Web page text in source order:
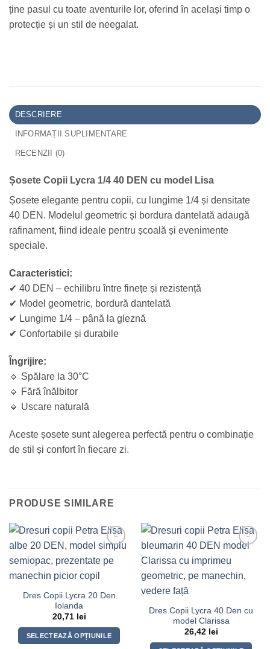
ține pasul cu toate aventurile lor, oferind în același timp o
protecție și un stil de neegalat.
DESCRIERE
INFORMAȚII SUPLIMENTARE
RECENZII (0)
Șosete Copii Lycra 1/4 40 DEN cu model Lisa
Șosete elegante pentru copii, cu lungime 1/4 și densitate
40 DEN. Modelul geometric și bordura dantelată adaugă
rafinament, fiind ideale pentru școală și evenimente
speciale.
Caracteristici:
✔ 40 DEN – echilibru între finețe și rezistență
✔ Model geometric, bordură dantelată
✔ Lungime 1/4 – până la gleznă
✔ Confortabile și durabile
Îngrijire:
🔹 Spălare la 30°C
🔹 Fără înălbitor
🔹 Uscare naturală
Aceste șosete sunt alegerea perfectă pentru o combinație
de stil și confort în fiecare zi.
PRODUSE SIMILARE
Dres Copii Lycra 20 Den
Iolanda
20,71 lei
SELECTEAZĂ OPȚIUNILE
Dres Copii Lycra 40 Den cu
model Clarissa
26,42 lei